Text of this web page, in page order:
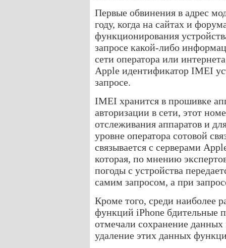
Первые обвинения в адрес
году, когда на сайтах и
функционирования
запросе какой-либо
сети оператора или
Apple идентификатор IMEI
запросе.
IMEI хранится в прошивке
авторизации в сети, этот
отслеживания аппаратов и
уровне оператора сотовой
связывается с серверами
которая, по мнению
погоды с устройства
самим запросом, а при
Кроме того, среди наиболее
функций iPhone бдительные
отмечали сохранение
удаление этих данных